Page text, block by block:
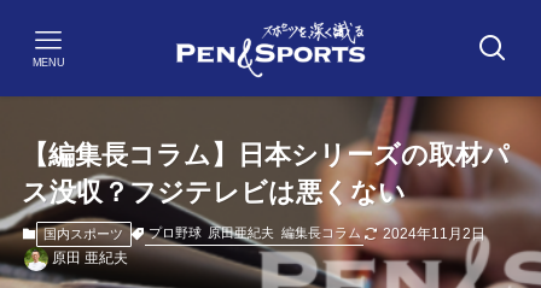
MENU
【編集長コラム】日本シリーズの取材パ
ス没収？フジテレビは悪くない
国内スポーツ プロ野球 原田亜紀夫 編集長コラム
2024年11月2日
原田 亜紀夫